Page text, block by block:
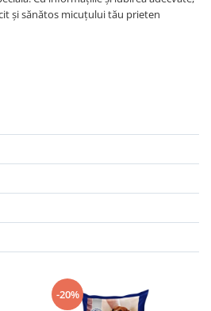
și sănătos micuțului tău prieten
-20%